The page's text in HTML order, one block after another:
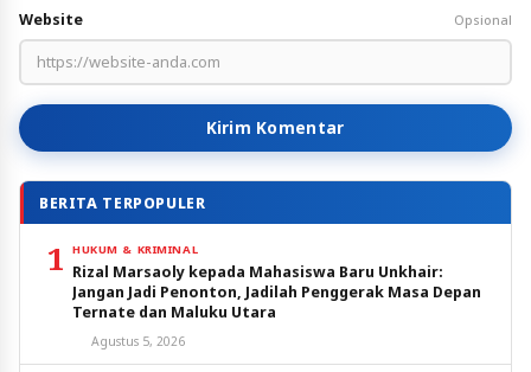
Website Opsional
Kirim Komentar
BERITA TERPOPULER
1 HUKUM & KRIMINAL
Rizal Marsaoly kepada Mahasiswa Baru Unkhair:
Jangan Jadi Penonton, Jadilah Penggerak Masa Depan
Ternate dan Maluku Utara
Agustus 5, 2026